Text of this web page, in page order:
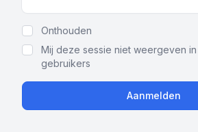
Onthouden
Mij deze sessie niet weergeven
gebruikers